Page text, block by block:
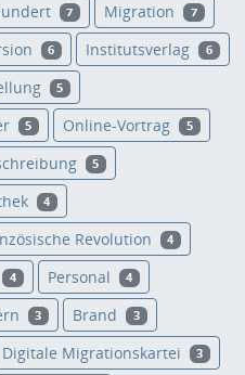
7 Migration 7
6 Institutsverlag 6
5
5 Online-Vortrag 5
5
4
Revolution 4
4 Personal 4
3 Brand 3
Digitale Migrationskartei 3